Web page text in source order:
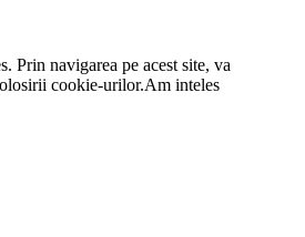
Prin navigarea pe acest site, va
cookie-urilor.Am inteles